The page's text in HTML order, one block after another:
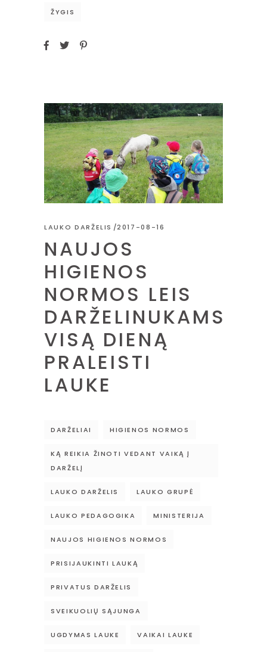
ŽYGIS
LAUKO DARŽELIS 2017-08-16
NAUJOS
HIGIENOS
NORMOS LEIS
DARŽELINUKAMS
VISĄ DIENĄ
PRALEISTI
LAUKE
DARŽELIAI HIGIENOS NORMOS
KĄ REIKIA ŽINOTI VEDANT VAIKĄ Į
DARŽELĮ
LAUKO DARŽELIS LAUKO GRUPĖ
LAUKO PEDAGOGIKA MINISTERIJA
NAUJOS HIGIENOS NORMOS
PRISIJAUKINTI LAUKĄ
PRIVATUS DARŽELIS
SVEIKUOLIŲ SĄJUNGA
UGDYMAS LAUKE VAIKAI LAUKE